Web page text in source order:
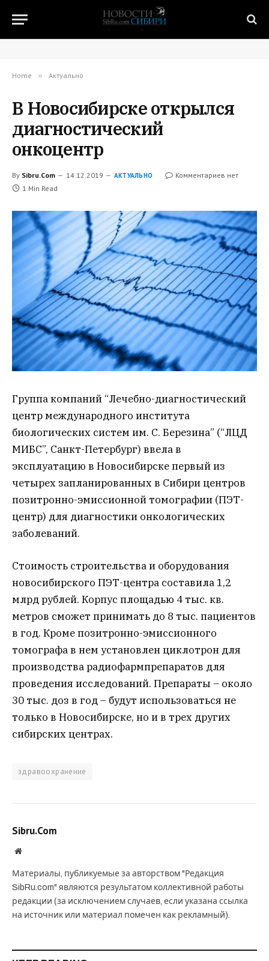
Home » Актуально
В Новосибирске открылся
диагностический
онкоцентр
By Sibru.Com 14.12.2019 АКТУАЛЬНО
Комментариев нет
1 Min Read
Группа компаний “Лечебно-диагностический
центр международного института
биологических систем им. С. Березина” (“ЛЦД
МИБС”, Санкт-Петербург) ввела в
эксплуатацию в Новосибирске первый из
четырех запланированных в Сибири центров
позитронно-эмиссионной томографии (ПЭТ-
центр) для диагностики онкологических
заболеваний.
Стоимость строительства и оборудования
новосибирского ПЭТ-центра составила 1,2
млрд рублей. Корпус площадью 4 тыс. кв.
метров сможет принимать до 8 тыс. пациентов
в год. Кроме позитронно-эмиссионного
томографа в нем установлен циклотрон для
производства радиофармпрепаратов для
проведения исследований. Препараты – около
30 тыс. доз в год – будут использоваться не
только в Новосибирске, но и в трех других
сибирских центрах.
здравоохранение
Sibru.Com
Website
Материалы, публикуемые за авторством "Редакция
SibRu.com" являются результатом коллективной работы
редакции (за исключением случаев, если указана ссылка
на источник или материал помечен как рекламный).